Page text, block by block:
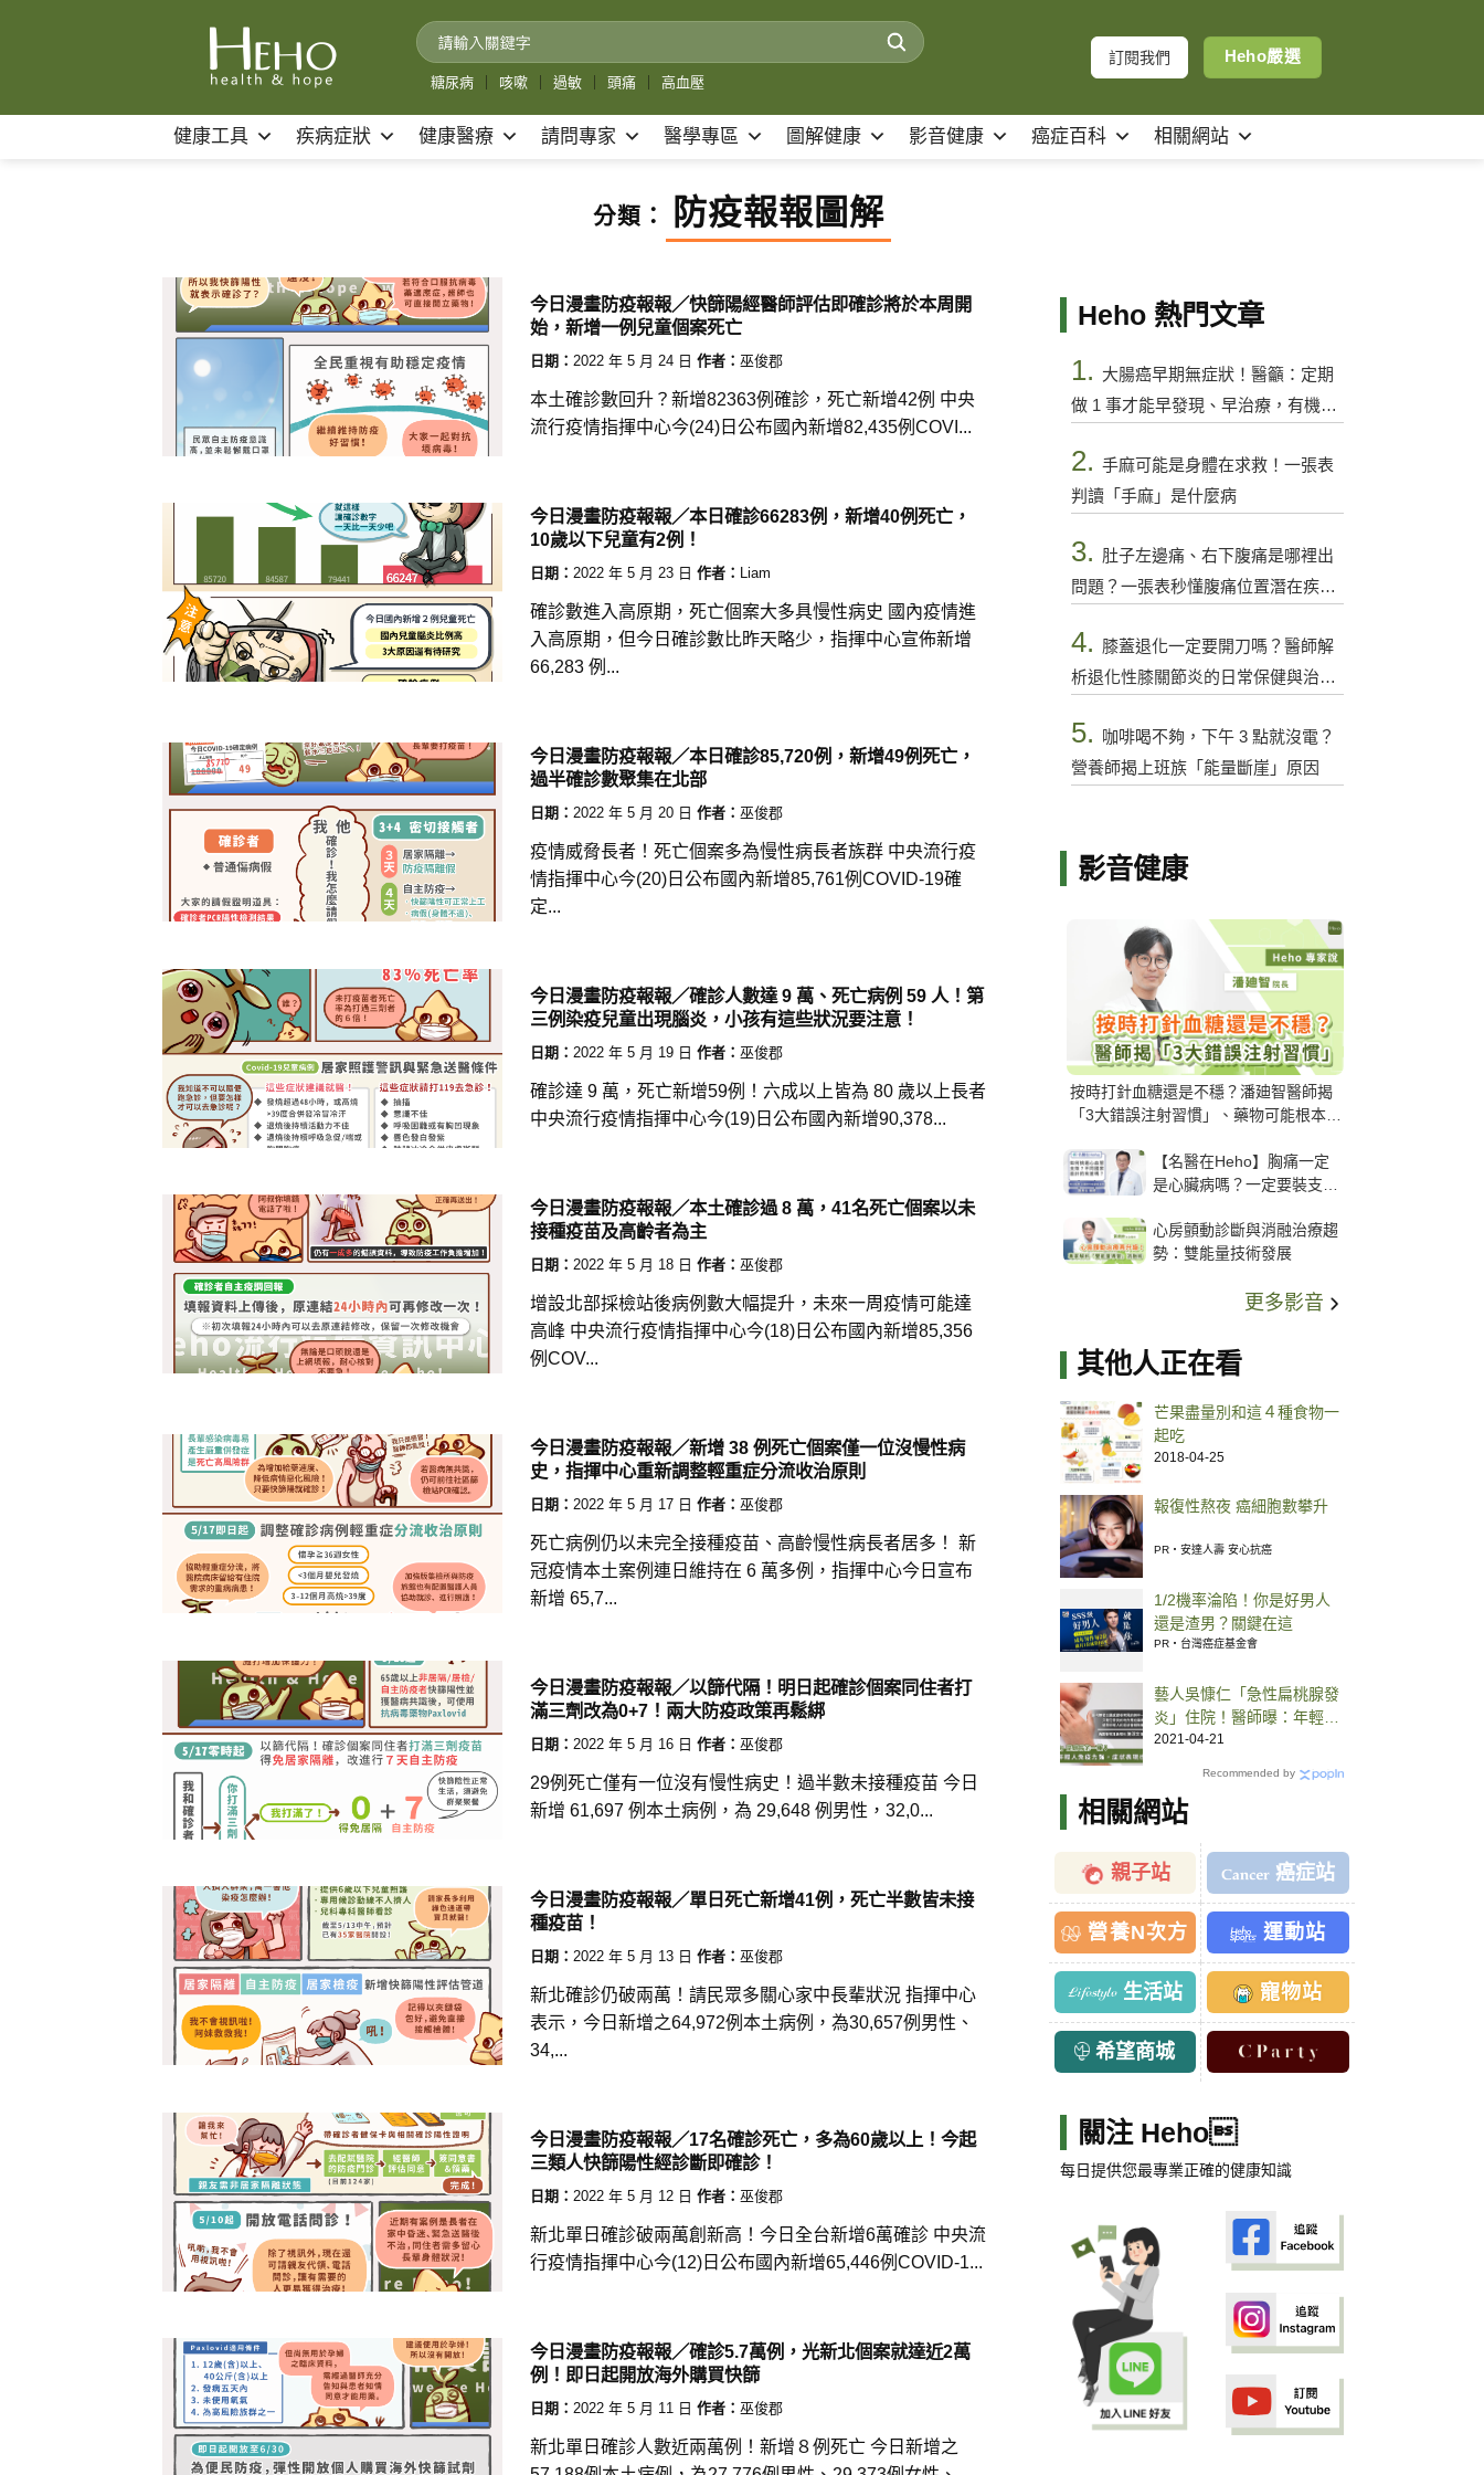
糖尿病 咳嗽 過敏 頭痛 高血壓
訂閱我們 Heho嚴選
健康工具 疾病症狀 健康醫療 請問專家 醫學專區 圖解健康 影音健康 癌症百科 相關網站
分類： 防疫報報圖解
今日漫畫防疫報報／快篩陽經醫師評估即確診將於本周開
始，新增一例兒童個案死亡
日期： 2022 年 5 月 24 日 作者： 巫俊郡
本土確診數回升？新增82363例確診，死亡新增42例 中央
流行疫情指揮中心今(24)日公布國內新增82,435例COVI...
今日漫畫防疫報報／本日確診66283例，新增40例死亡，
10歲以下兒童有2例！
日期： 2022 年 5 月 23 日 作者： Liam
確診數進入高原期，死亡個案大多具慢性病史 國內疫情進
入高原期，但今日確診數比昨天略少，指揮中心宣佈新增
66,283 例...
今日漫畫防疫報報／本日確診85,720例，新增49例死亡，
過半確診數聚集在北部
日期： 2022 年 5 月 20 日 作者： 巫俊郡
疫情威脅長者！死亡個案多為慢性病長者族群 中央流行疫
情指揮中心今(20)日公布國內新增85,761例COVID-19確
定...
今日漫畫防疫報報／確診人數達 9 萬、死亡病例 59 人！第
三例染疫兒童出現腦炎，小孩有這些狀況要注意！
日期： 2022 年 5 月 19 日 作者： 巫俊郡
確診達 9 萬，死亡新增59例！六成以上皆為 80 歲以上長者
中央流行疫情指揮中心今(19)日公布國內新增90,378...
今日漫畫防疫報報／本土確診過 8 萬，41名死亡個案以未
接種疫苗及高齡者為主
日期： 2022 年 5 月 18 日 作者： 巫俊郡
增設北部採檢站後病例數大幅提升，未來一周疫情可能達
高峰 中央流行疫情指揮中心今(18)日公布國內新增85,356
例COV...
今日漫畫防疫報報／新增 38 例死亡個案僅一位沒慢性病
史，指揮中心重新調整輕重症分流收治原則
日期： 2022 年 5 月 17 日 作者： 巫俊郡
死亡病例仍以未完全接種疫苗、高齡慢性病長者居多！ 新
冠疫情本土案例連日維持在 6 萬多例，指揮中心今日宣布
新增 65,7...
今日漫畫防疫報報／以篩代隔！明日起確診個案同住者打
滿三劑改為0+7！兩大防疫政策再鬆綁
日期： 2022 年 5 月 16 日 作者： 巫俊郡
29例死亡僅有一位沒有慢性病史！過半數未接種疫苗 今日
新增 61,697 例本土病例，為 29,648 例男性，32,0...
今日漫畫防疫報報／單日死亡新增41例，死亡半數皆未接
種疫苗！
日期： 2022 年 5 月 13 日 作者： 巫俊郡
新北確診仍破兩萬！請民眾多關心家中長輩狀況 指揮中心
表示，今日新增之64,972例本土病例，為30,657例男性、
34,...
今日漫畫防疫報報／17名確診死亡，多為60歲以上！今起
三類人快篩陽性經診斷即確診！
日期： 2022 年 5 月 12 日 作者： 巫俊郡
新北單日確診破兩萬創新高！今日全台新增6萬確診 中央流
行疫情指揮中心今(12)日公布國內新增65,446例COVID-1...
今日漫畫防疫報報／確診5.7萬例，光新北個案就達近2萬
例！即日起開放海外購買快篩
日期： 2022 年 5 月 11 日 作者： 巫俊郡
新北單日確診人數近兩萬例！新增８例死亡 今日新增之
Heho 熱門文章
1. 大腸癌早期無症狀！醫籲：定期
做 1 事才能早發現、早治療，有機會
2. 手麻可能是身體在求救！一張表
判讀「手麻」是什麼病
3. 肚子左邊痛、右下腹痛是哪裡出
問題？一張表秒懂腹痛位置潛在疾病
4. 膝蓋退化一定要開刀嗎？醫師解
析退化性膝關節炎的日常保健與治療
5.
咖啡喝不夠，下午 3 點就沒電？
營養師揭上班族「能量斷崖」原因
影音健康
按時打針血糖還是不穩？潘廸智醫師揭
「3大錯誤注射習慣」、藥物可能根本沒
【名醫在Heho】胸痛一定
是心臟病嗎？一定要裝支
解析支架種類、風險與選擇
關鍵
心房顫動診斷與消融治療趨
勢：雙能量技術發展
更多影音
其他人正在看
芒果盡量別和這４種食物一
起吃
2018-04-25
報復性熬夜 癌細胞數攀升
PR・安達人壽 安心抗癌
1/2機率淪陷！你是好男人
還是渣男？關鍵在這
PR・台灣癌症基金會
藝人吳慷仁「急性扁桃腺發
炎」住院！醫師曝：年輕人
表現症狀通常較嚴重
2021-04-21
Recommended by
相關網站
親子站 癌症站
營養N次方 運動站
生活站 寵物站
希望商城
關注 Heho
每日提供您最專業正確的健康知識